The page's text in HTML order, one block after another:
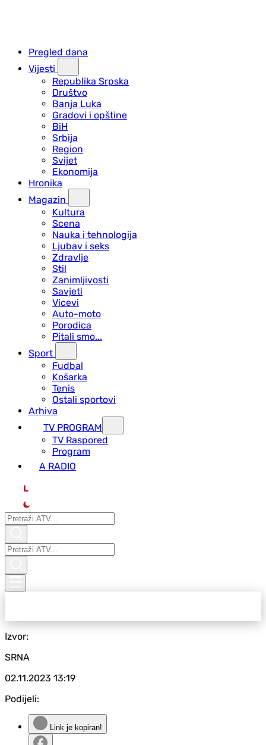
Pregled dana
Vijesti
Republika Srpska
Društvo
Banja Luka
Gradovi i opštine
BiH
Srbija
Region
Svijet
Ekonomija
Hronika
Magazin
Kultura
Scena
Nauka i tehnologija
Ljubav i seks
Zdravlje
Stil
Zanimljivosti
Savjeti
Vicevi
Auto-moto
Porodica
Pitali smo...
Sport
Fudbal
Košarka
Tenis
Ostali sportovi
Arhiva
TV PROGRAM
ТV Raspored
Program
A RADIO
L
Izvor:
SRNA
02.11.2023 13:19
Podijeli:
Link je kopiran!